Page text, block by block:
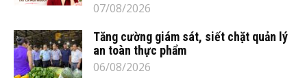
07/08/2026
Tăng cường giám sát, siết chặt quản lý
an toàn thực phẩm
06/08/2026